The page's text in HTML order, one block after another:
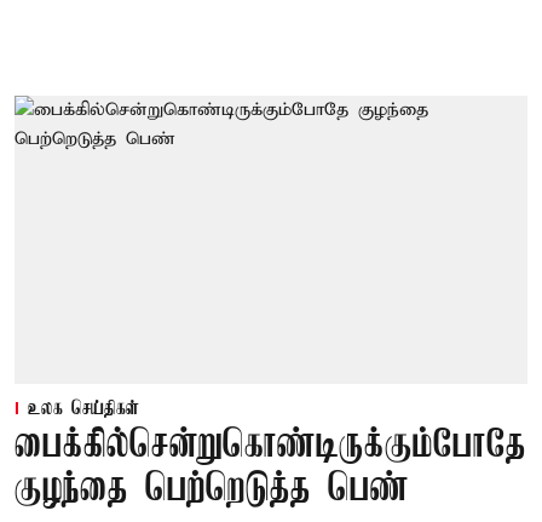
உலக செய்திகள்
பைக்கில்சென்றுகொண்டிருக்கும்போதே
குழந்தை பெற்றெடுத்த பெண்